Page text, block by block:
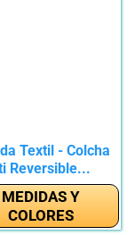
Textil - Colcha
Reversible...
MEDIDAS Y
COLORES